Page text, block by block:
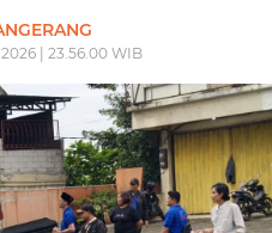
| 23.56.00 WIB